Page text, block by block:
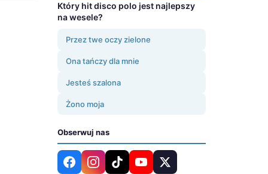
Który hit disco polo jest najlepszy
na wesele?
Przez twe oczy zielone
Ona tańczy dla mnie
Jesteś szalona
Żono moja
Obserwuj nas